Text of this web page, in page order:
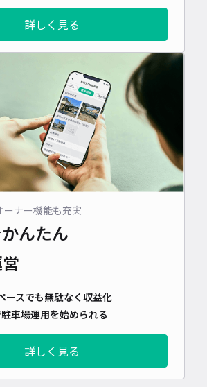
詳しく見る
ーナー機能も充実
んたん
ースでも無駄なく収益化
車場運用を始められる
詳しく見る